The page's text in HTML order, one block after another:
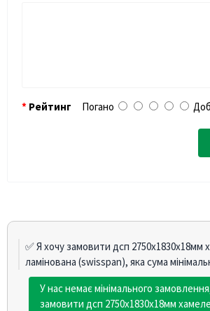
Рейтинг Погано
✅ Я хочу замовити дсп 2750х1830х18мм
ламінована (swisspan), яка сума
У нас немає мінімального
замовити дсп 2750х1830х18мм